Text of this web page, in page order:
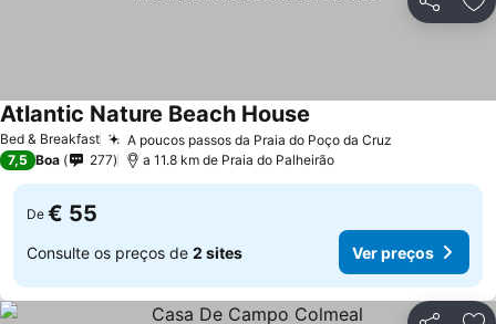
Partilhar
Bed & Breakfast A poucos passos da Praia do Poço da Cruz
Atlantic Nature Beach House
7,5 Boa 277 a 11.8 km de Praia do Palheirão
De € 55
Consulte os preços de 2 sites Ver preços